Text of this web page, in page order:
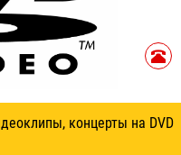
концерты на DVD